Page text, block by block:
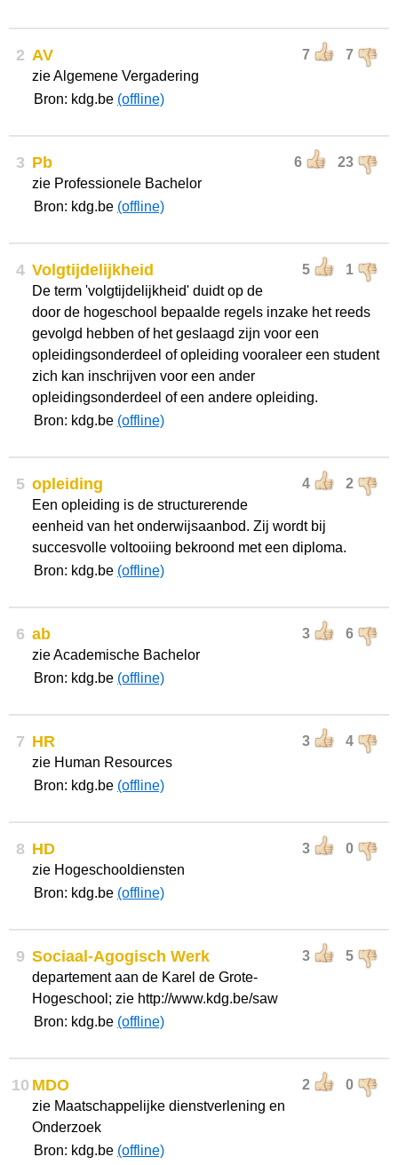
2 7 7
AV
zie Algemene Vergadering
Bron: kdg.be (offline)
3 6 23
Pb
zie Professionele Bachelor
Bron: kdg.be (offline)
4 5 1
Volgtijdelijkheid
De term 'volgtijdelijkheid' duidt op de
door de hogeschool bepaalde regels inzake het reeds
gevolgd hebben of het geslaagd zijn voor een
opleidingsonderdeel of opleiding vooraleer een student
zich kan inschrijven voor een ander
opleidingsonderdeel of een andere opleiding.
Bron: kdg.be (offline)
5 4 2
opleiding
Een opleiding is de structurerende
eenheid van het onderwijsaanbod. Zij wordt bij
succesvolle voltooiing bekroond met een diploma.
Bron: kdg.be (offline)
6 3 6
ab
zie Academische Bachelor
Bron: kdg.be (offline)
7 3 4
HR
zie Human Resources
Bron: kdg.be (offline)
8 3 0
HD
zie Hogeschooldiensten
Bron: kdg.be (offline)
9 3 5
Sociaal-Agogisch Werk
departement aan de Karel de Grote-
Hogeschool; zie http://www.kdg.be/saw
Bron: kdg.be (offline)
10 2 0
MDO
zie Maatschappelijke dienstverlening en
Onderzoek
Bron: kdg.be (offline)